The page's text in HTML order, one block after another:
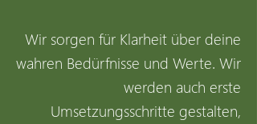
Wir sorgen für Klarheit über deine
wahren Bedürfnisse und Werte. Wir
werden auch erste
Umsetzungsschritte gestalten,